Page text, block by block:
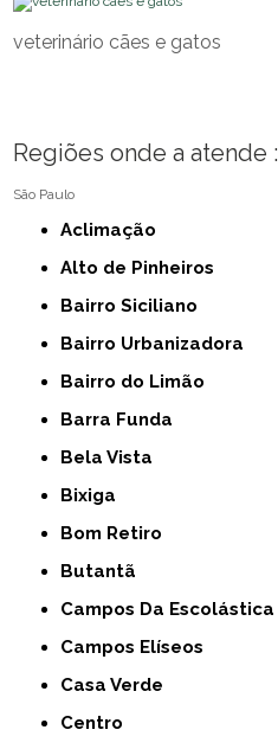
veterinário cães e gatos
Regiões onde a atende :
São Paulo
Aclimação
Alto de Pinheiros
Bairro Siciliano
Bairro Urbanizadora
Bairro do Limão
Barra Funda
Bela Vista
Bixiga
Bom Retiro
Butantã
Campos Da Escolástica
Campos Elíseos
Casa Verde
Centro